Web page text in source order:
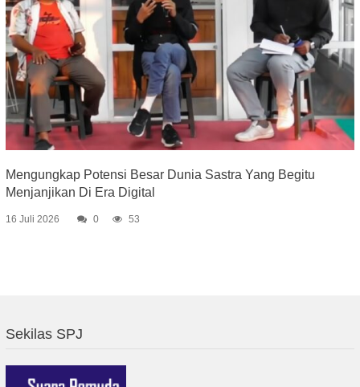
Mengungkap Potensi Besar Dunia Sastra Yang Begitu
Menjanjikan Di Era Digital
16 Juli 2026 0 53
Sekilas SPJ